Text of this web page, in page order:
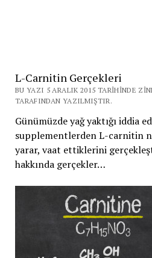
L-Carnitin Gerçekleri
BU YAZI 5 ARALIK 2015 TARIHINDE
TARAFINDAN YAZILMIŞTIR.
Günümüzde yağ yaktığı iddia
supplementlerden L-carnitin
yarar, vaat ettiklerini
hakkında gerçekler…